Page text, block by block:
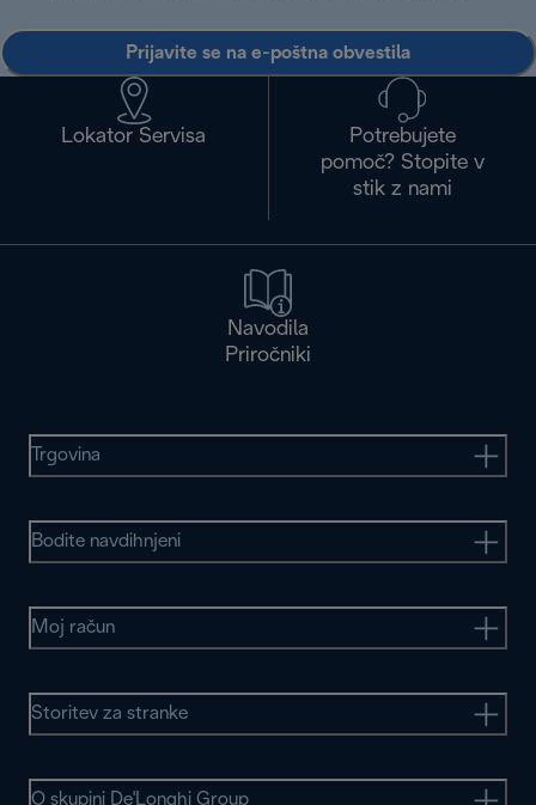
Prijavite se na e-poštna obvestila
Lokator Servisa
Potrebujete
pomoč? Stopite v
stik z nami
Navodila
Priročniki
Trgovina
Bodite navdihnjeni
Moj račun
Storitev za stranke
O skupini De'Longhi Group